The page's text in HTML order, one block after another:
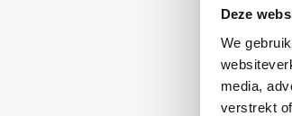
Deze
We
media,
verstrekt
aan